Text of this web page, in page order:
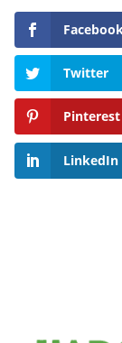
Twitter
Pinterest
LinkedIn